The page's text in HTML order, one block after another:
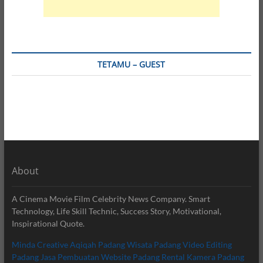
TETAMU – GUEST
About
A Cinema Movie Film Celebrity News Company. Smart
Technology, Life Skill Technic, Success Story, Motivational,
Inspirational Quote.
Minda CreativeAqiqah PadangWisata PadangVideo Editing
Padang Jasa Pembuatan Website Padang Rental Kamera Padang